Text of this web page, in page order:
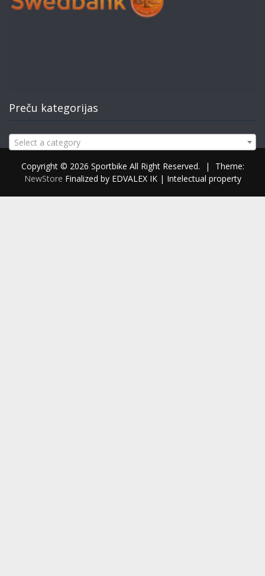
Preču kategorijas
Select a category
Copyright © 2026 Sportbike All Right Reserved. |
Theme:
NewStore Finalized by EDVALEX IK | Intelectual property